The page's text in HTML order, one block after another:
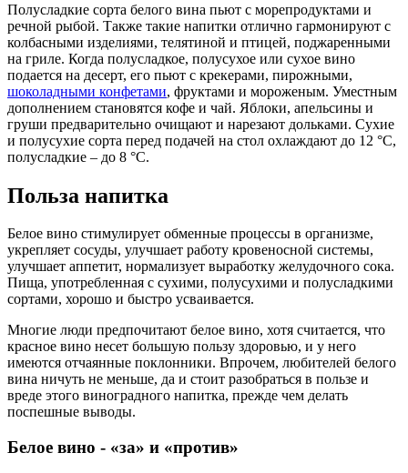
Полусладкие сорта белого вина пьют с морепродуктами и
речной рыбой. Также такие напитки отлично гармонируют с
колбасными изделиями, телятиной и птицей, поджаренными
на гриле. Когда полусладкое, полусухое или сухое вино
подается на десерт, его пьют с крекерами, пирожными,
шоколадными конфетами, фруктами и мороженым. Уместным
дополнением становятся кофе и чай. Яблоки, апельсины и
груши предварительно очищают и нарезают дольками. Сухие
и полусухие сорта перед подачей на стол охлаждают до 12 °С,
полусладкие – до 8 °С.
Польза напитка
Белое вино стимулирует обменные процессы в организме,
укрепляет сосуды, улучшает работу кровеносной системы,
улучшает аппетит, нормализует выработку желудочного сока.
Пища, употребленная с сухими, полусухими и полусладкими
сортами, хорошо и быстро усваивается.
Многие люди предпочитают белое вино, хотя считается, что
красное вино несет большую пользу здоровью, и у него
имеются отчаянные поклонники. Впрочем, любителей белого
вина ничуть не меньше, да и стоит разобраться в пользе и
вреде этого виноградного напитка, прежде чем делать
поспешные выводы.
Белое вино - «за» и «против»